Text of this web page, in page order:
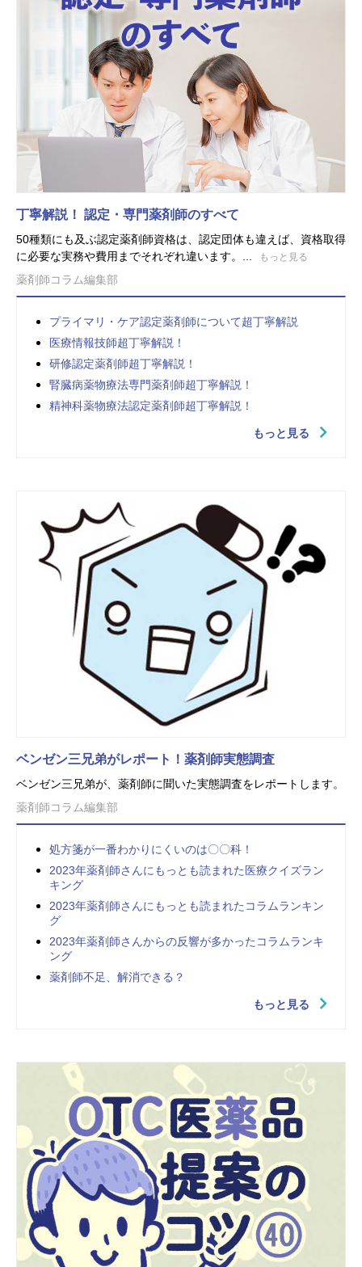
丁寧解説！ 認定・専門薬剤師のすべて
50種類にも及ぶ認定薬剤師資格は、認定団体も違えば、資格取得
に必要な実務や費用までそれぞれ違います。...
もっと見る
薬剤師コラム編集部
プライマリ・ケア認定薬剤師について超丁寧解説
医療情報技師超丁寧解説！
研修認定薬剤師超丁寧解説！
腎臓病薬物療法専門薬剤師超丁寧解説！
精神科薬物療法認定薬剤師超丁寧解説！
もっと見る
ベンゼン三兄弟がレポート！薬剤師実態調査
ベンゼン三兄弟が、薬剤師に聞いた実態調査をレポートします。
薬剤師コラム編集部
処方箋が一番わかりにくいのは〇〇科！
2023年薬剤師さんにもっとも読まれた医療クイズラン
キング
2023年薬剤師さんにもっとも読まれたコラムランキン
グ
2023年薬剤師さんからの反響が多かったコラムランキ
ング
薬剤師不足、解消できる？
もっと見る